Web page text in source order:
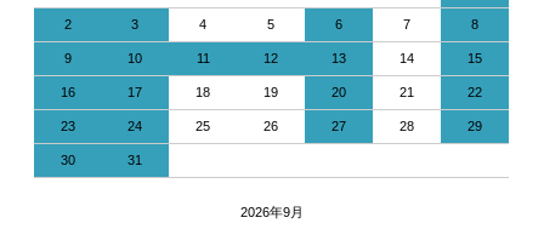
2 3 4 5 6 7 8
9 10 11 12 13 14 15
16 17 18 19 20 21 22
23 24 25 26 27 28 29
30 31
2026年9月